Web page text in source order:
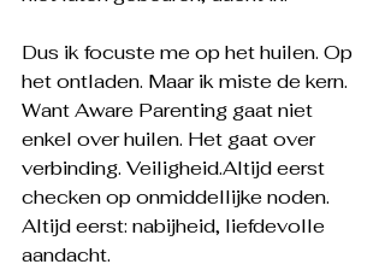
Dus ik focuste me op het huilen. Op
het ontladen. Maar ik miste de kern.
Want Aware Parenting gaat niet
enkel over huilen. Het gaat over
verbinding. Veiligheid.Altijd eerst
checken op onmiddellijke noden.
Altijd eerst: nabijheid, liefdevolle
aandacht.